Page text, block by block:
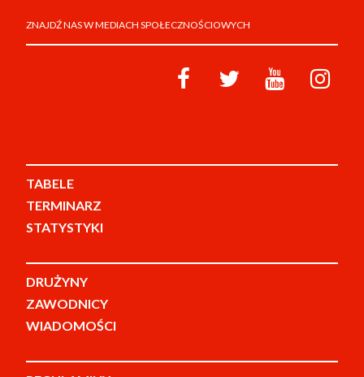
ZNAJDŹ NAS W MEDIACH SPOŁECZNOŚCIOWYCH
TABELE
TERMINARZ
STATYSTYKI
DRUŻYNY
ZAWODNICY
WIADOMOŚCI